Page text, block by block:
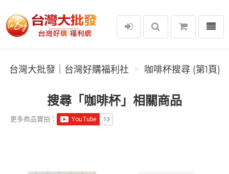
台灣大批發｜台灣好購福利社
選單
台灣大批發｜台灣好購福利社 咖啡杯搜尋 (第1頁)
搜尋「咖啡杯」相關商品
更多商品實拍：